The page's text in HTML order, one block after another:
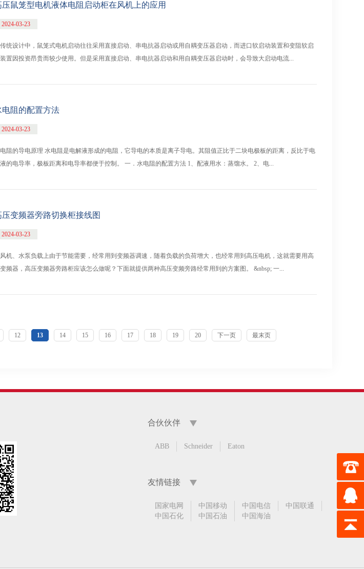
压鼠笼型电机液体电阻启动柜在风机上的应用
2024-03-23
统设计中，鼠笼式电机启动往往采用直接启动、串电抗器启动或用自耦变压器启动，而进口软启动装置和变阻软启
置因投资昂贵而较少使用。但是采用直接启动、串电抗器启动和用自耦变压器启动时，会导致大启动电流...
电阻的配置方法
2024-03-23
阻的导电原理 水电阻是电解液形成的电阻，它导电的本质是离子导电。其阻值正比于二块电极板的距离，反比于电
的电导率，极板距离和电导率都便于控制。 一．水电阻的配置方法 1、配液用水：蒸馏水。 2、电...
压变频器旁路切换柜接线图
2024-03-23
机、水泵负载上由于节能需要，经常用到变频器调速，随着负载的负荷增大，也经常用到高压电机，这就需要用高
频器，高压变频器旁路柜应该怎么做呢？下面就提供两种高压变频旁路经常用到的方案图。 &nbsp; 一...
12 13 14 15 16 17 18 19 20 下一页 最末页
合伙伙伴
ABB Schneider Eaton
友情链接
国家电网 中国移动 中国电信
中国联通
中国石化
中国石油 中国海油